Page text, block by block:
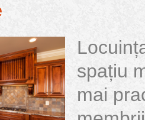
spațiu
mai